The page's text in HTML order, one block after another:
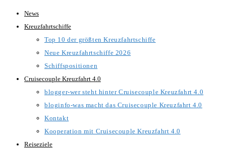
Zum
Inhalt
News
Kreuzfahrtschiffe
Top 10 der größten Kreuzfahrtschiffe
Neue Kreuzfahrtschiffe 2026
Schiffspositionen
Cruisecouple Kreuzfahrt 4.0
blogger-wer steht hinter Cruisecouple Kreuzfahrt 4.0
bloginfo-was macht das Cruisecouple Kreuzfahrt 4.0
Kontakt
Kooperation mit Cruisecouple Kreuzfahrt 4.0
Reiseziele